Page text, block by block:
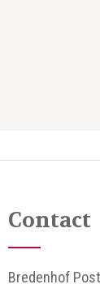
Contact
Bredenhof